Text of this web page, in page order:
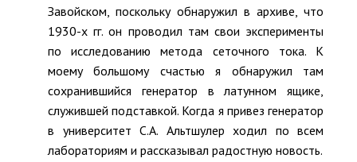
Завойском, поскольку обнаружил в архиве, что
1930-х гг. он проводил там свои эксперименты
по исследованию метода сеточного тока. К
моему большому счастью я обнаружил там
сохранившийся генератор в латунном ящике,
служившей подставкой. Когда я привез генератор
в университет С.А. Альтшулер ходил по всем
лабораториям и рассказывал радостную новость.